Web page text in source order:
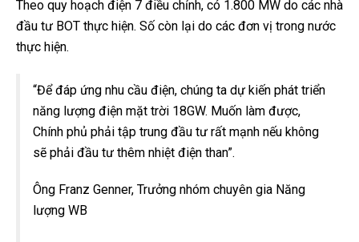
Theo quy hoạch điện 7 điều chỉnh, có 1.800 MW do các nhà
đầu tư BOT thực hiện. Số còn lại do các đơn vị trong nước
thực hiện.
“Để đáp ứng nhu cầu điện, chúng ta dự kiến phát triển
năng lượng điện mặt trời 18GW. Muốn làm được,
Chính phủ phải tập trung đầu tư rất mạnh nếu không
sẽ phải đầu tư thêm nhiệt điện than”.
Ông Franz Genner, Trưởng nhóm chuyên gia Năng
lượng WB